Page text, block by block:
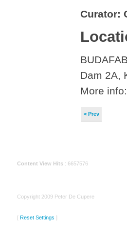
Curator:
Dam 2A,
More info:
< Prev
Content View Hits : 6657576
Copyright 2009 Peter De Cupere
[ Reset Settings ]